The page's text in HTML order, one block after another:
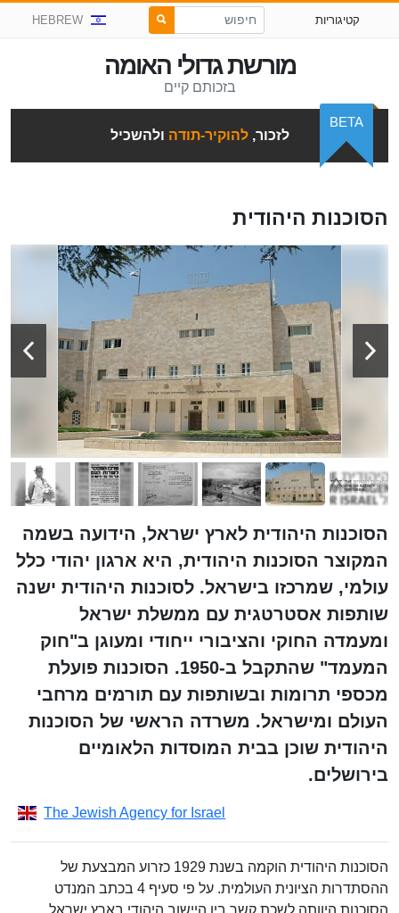
קטיגוריות HEBREW
מורשת גדולי האומה
בזכותם קיים
לזכור,להוקיר-תודה ולהשכיל
BETA
הסוכנות היהודית
הסוכנות היהודית לארץ ישראל, הידועה בשמה
המקוצר הסוכנות היהודית, היא ארגון יהודי כלל
עולמי, שמרכזו בישראל. לסוכנות היהודית ישנה
שותפות אסטרטגית עם ממשלת ישראל
ומעמדה החוקי והציבורי ייחודי ומעוגן ב"חוק
המעמד" שהתקבל ב-1950. הסוכנות פועלת
מכספי תרומות ובשותפות עם תורמים מרחבי
העולם ומישראל. משרדה הראשי של הסוכנות
היהודית שוכן בבית המוסדות הלאומיים
בירושלים.
The Jewish Agency for Israel
הסוכנות היהודית הוקמה בשנת 1929 כזרוע המבצעת של
ההסתדרות הציונית העולמית. על פי סעיף 4 בכתב המנדט